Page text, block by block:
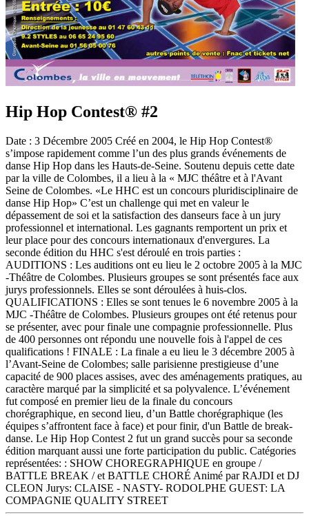
Hip Hop Contest® #2
Date : 3 Décembre 2005 Créé en 2004, le Hip Hop Contest®
s’impose rapidement comme l’un des plus grands événements de
danse Hip Hop dans les Hauts-de-Seine. Soutenu depuis cette date
par la ville de Colombes, il a lieu à la « MJC théâtre et à l'Avant
Seine de Colombes. «Le HHC est un concours pluridisciplinaire de
danse Hip Hop» C’est un challenge qui met en valeur le
dépassement de soi et la satisfaction des danseurs face à un jury
professionnel et international. Les gagnants remportent un prix et
leur place pour des concours internationaux d'envergures. La
seconde édition du HHC s'est déroulé en trois parties :
AUDITIONS : Les auditions ont eu lieu le 2 octobre 2005 à la MJC
-Théâtre de Colombes. Plusieurs groupes se sont présentés face aux
jurys professionnels. Elles se sont déroulées à huis-clos.
QUALIFICATIONS : Elles se sont tenues le 6 novembre 2005 à la
MJC -Théâtre de Colombes. Plusieurs groupes ont été retenus pour
se présenter, avec pour finale une compagnie professionnelle. Plus
de 400 personnes ont répondu une nouvelle fois à l'appel de ces
qualifications ! FINALE : La finale a eu lieu le 3 décembre 2005 à
l’Avant-Seine de Colombes; salle parisienne prestigieuse d’une
capacité de 900 places assises, avec des aménagements pratiques, au
caractère marqué par la simplicité et sa polyvalence. L’événement
fut composé en premier lieu de la finale du concours
chorégraphique, en second lieu, d’un Battle chorégraphique (les
équipes s’affrontent face à face) et pour finir, d'un Battle de break-
danse. Le Hip Hop Contest 2 fut un grand succès pour sa seconde
édition marquant aussi une forte participation du public. Catégories
représentées: : SHOW CHOREGRAPHIQUE en groupe /
BATTLE BREAK / et BATTLE CHORÉ Animé par RAJDI et DJ
CLEON Jurys: CLAISE - NASTY- RODOLPHE GUEST: LA
COMPAGNIE QUALITY STREET